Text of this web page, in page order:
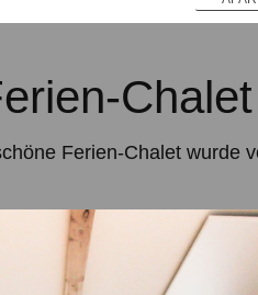
Ferien-Chalet wurde